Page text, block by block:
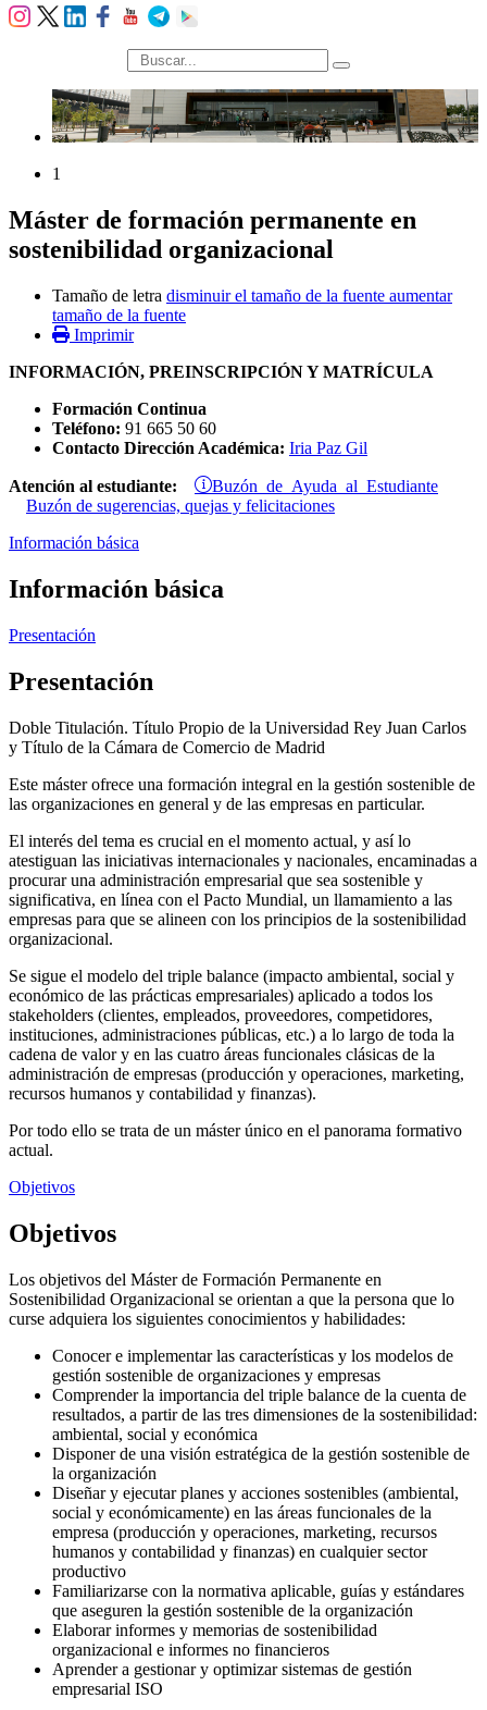
búsqueda
1
Máster de formación permanente en
sostenibilidad organizacional
Tamaño de letra disminuir el tamaño de la fuente aumentar
tamaño de la fuente
Imprimir
INFORMACIÓN, PREINSCRIPCIÓN Y MATRÍCULA
Formación Continua
Teléfono: 91 665 50 60
Contacto Dirección Académica: Iria Paz Gil
Atención al estudiante: Buzón de Ayuda al Estudiante
Buzón de sugerencias, quejas y felicitaciones
Información básica
Información básica
Presentación
Presentación
Doble Titulación. Título Propio de la Universidad Rey Juan Carlos
y Título de la Cámara de Comercio de Madrid
Este máster ofrece una formación integral en la gestión sostenible de
las organizaciones en general y de las empresas en particular.
El interés del tema es crucial en el momento actual, y así lo
atestiguan las iniciativas internacionales y nacionales, encaminadas a
procurar una administración empresarial que sea sostenible y
significativa, en línea con el Pacto Mundial, un llamamiento a las
empresas para que se alineen con los principios de la sostenibilidad
organizacional.
Se sigue el modelo del triple balance (impacto ambiental, social y
económico de las prácticas empresariales) aplicado a todos los
stakeholders (clientes, empleados, proveedores, competidores,
instituciones, administraciones públicas, etc.) a lo largo de toda la
cadena de valor y en las cuatro áreas funcionales clásicas de la
administración de empresas (producción y operaciones, marketing,
recursos humanos y contabilidad y finanzas).
Por todo ello se trata de un máster único en el panorama formativo
actual.
Objetivos
Objetivos
Los objetivos del Máster de Formación Permanente en
Sostenibilidad Organizacional se orientan a que la persona que lo
curse adquiera los siguientes conocimientos y habilidades:
Conocer e implementar las características y los modelos de
gestión sostenible de organizaciones y empresas
Comprender la importancia del triple balance de la cuenta de
resultados, a partir de las tres dimensiones de la sostenibilidad:
ambiental, social y económica
Disponer de una visión estratégica de la gestión sostenible de
la organización
Diseñar y ejecutar planes y acciones sostenibles (ambiental,
social y económicamente) en las áreas funcionales de la
empresa (producción y operaciones, marketing, recursos
humanos y contabilidad y finanzas) en cualquier sector
productivo
Familiarizarse con la normativa aplicable, guías y estándares
que aseguren la gestión sostenible de la organización
Elaborar informes y memorias de sostenibilidad
organizacional e informes no financieros
Aprender a gestionar y optimizar sistemas de gestión
empresarial ISO